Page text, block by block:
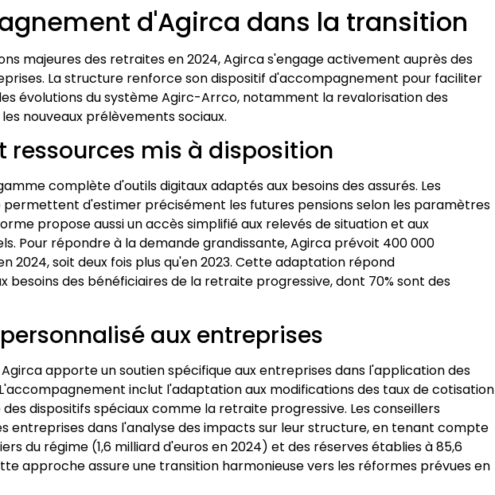
d'Agirca dans la transition
majeures des retraites en 2024, Agirca s'engage activement auprès des
La structure renforce son dispositif d'accompagnement pour faciliter
évolutions du système Agirc-Arrco, notamment la revalorisation des
nouveaux prélèvements sociaux.
ressources mis à disposition
complète d'outils digitaux adaptés aux besoins des assurés. Les
permettent d'estimer précisément les futures pensions selon les paramètres
propose aussi un accès simplifié aux relevés de situation et aux
Pour répondre à la demande grandissante, Agirca prévoit 400 000
2024, soit deux fois plus qu'en 2023. Cette adaptation répond
besoins des bénéficiaires de la retraite progressive, dont 70% sont des
aux entreprises
apporte un soutien spécifique aux entreprises dans l'application des
inclut l'adaptation aux modifications des taux de cotisation
dispositifs spéciaux comme la retraite progressive. Les conseillers
entreprises dans l'analyse des impacts sur leur structure, en tenant compte
du régime (1,6 milliard d'euros en 2024) et des réserves établies à 85,6
approche assure une transition harmonieuse vers les réformes prévues en